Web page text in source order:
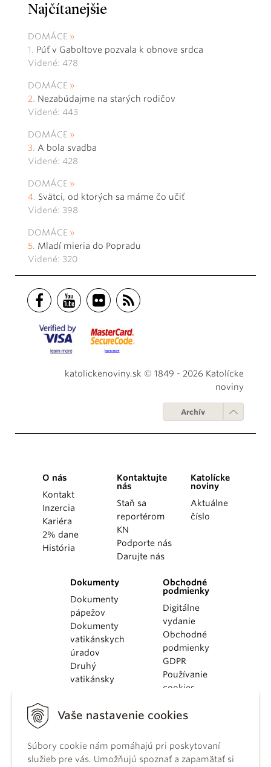
Vaše nastavenie cookies
Súbory cookie nám pomáhajú pri poskytovaní
služieb pre vás. Umožňujú spoznať a zapamätať si
Najčítanejšie
DOMÁCE
Púť v Gaboltove pozvala k obnove srdca
Videné: 478
DOMÁCE
Nezabúdajme na starých rodičov
Videné: 443
DOMÁCE
A bola svadba
Videné: 428
DOMÁCE
Svätci, od ktorých sa máme čo učiť
Videné: 398
DOMÁCE
Mladí mieria do Popradu
Videné: 320
katolickenoviny.sk © 1849 - 2026 Katolícke
noviny
Archív
O nás
Kontakt
Inzercia
Kariéra
2% dane
História
Kontaktujte
nás
Staň sa
reportérom
KN
Podporte nás
Darujte nás
Katolícke
noviny
Aktuálne
číslo
Dokumenty
Dokumenty
pápežov
Dokumenty
vatikánskych
úradov
Druhý
vatikánsky
KBS
kánonického
práva
Obchodné
podmienky
Digitálne
vydanie
Obchodné
podmienky
GDPR
Používanie
cookies